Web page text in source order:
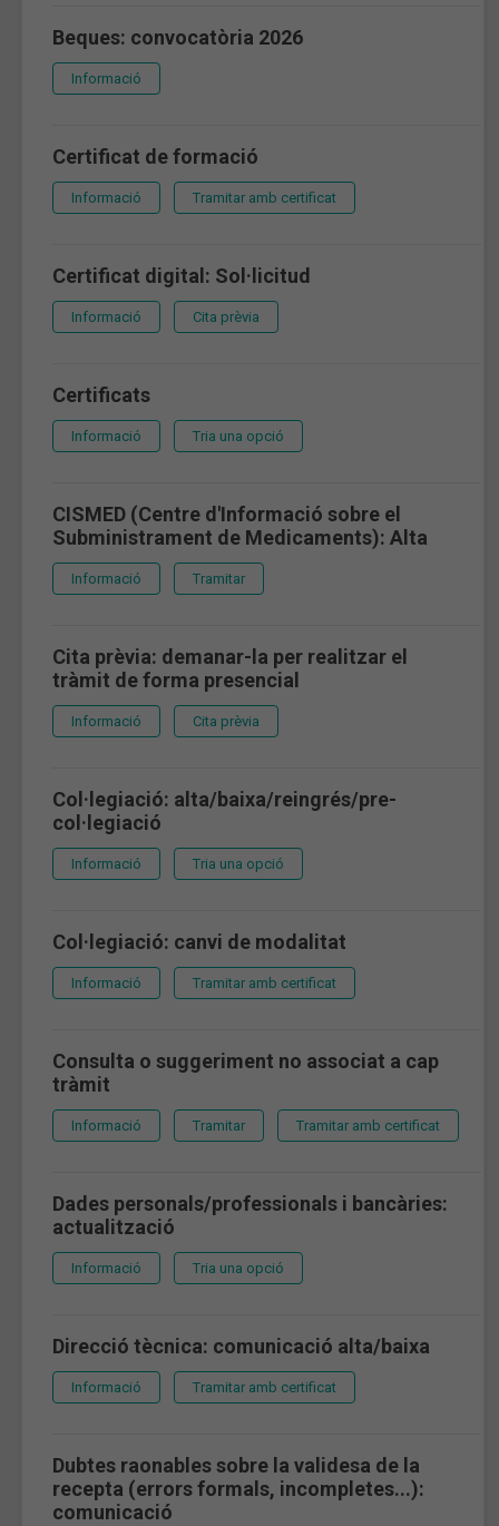
Beques: convocatòria 2026
Informació
Certificat de formació
Informació Tramitar amb certificat
Certificat digital: Sol·licitud
Informació Cita prèvia
Certificats
Informació Tria una opció
CISMED (Centre d'Informació sobre el
Subministrament de Medicaments): Alta
Informació Tramitar
Cita prèvia: demanar-la per realitzar el
tràmit de forma presencial
Informació Cita prèvia
Col·legiació: alta/baixa/reingrés/pre-
col·legiació
Informació Tria una opció
Col·legiació: canvi de modalitat
Informació Tramitar amb certificat
Consulta o suggeriment no associat a cap
tràmit
Informació Tramitar Tramitar amb certificat
Dades personals/professionals i bancàries:
actualització
Informació Tria una opció
Direcció tècnica: comunicació alta/baixa
Informació Tramitar amb certificat
Dubtes raonables sobre la validesa de la
recepta (errors formals, incompletes...):
comunicació